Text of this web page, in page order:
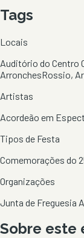
Tags
Locais
Auditório do Centro
ArronchesRossio,
Artistas
Acordeão em
Tipos de Festa
Comemorações do
Organizações
Junta de Freguesia
Sobre este